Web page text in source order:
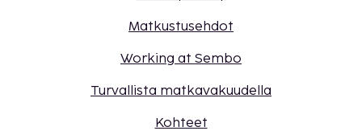
Matkustusehdot
Working at Sembo
Turvallista matkavakuudella
Kohteet